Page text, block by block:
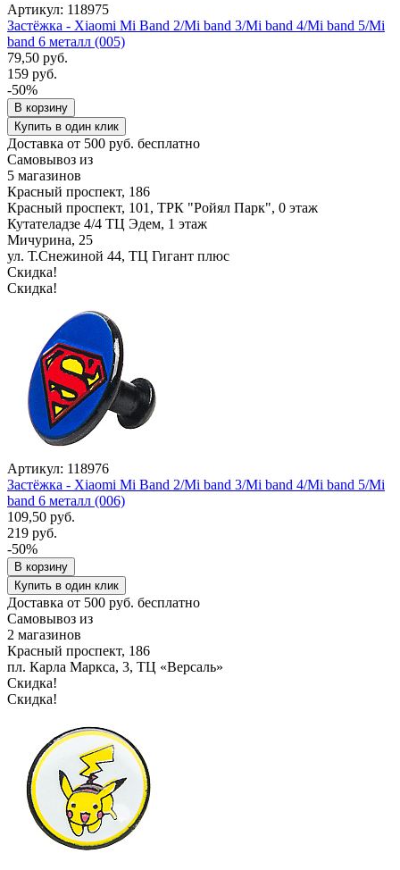
Артикул: 118975
Застёжка - Xiaomi Mi Band 2/Mi band 3/Mi band 4/Mi band 5/Mi
band 6 металл (005)
79,50 руб.
159 руб.
-50%
В корзину
Купить в один клик
Доставка от 500 руб. бесплатно
Самовывоз из
5 магазинов
Красный проспект, 186
Красный проспект, 101, ТРК "Ройял Парк", 0 этаж
Кутателадзе 4/4 ТЦ Эдем, 1 этаж
Мичурина, 25
ул. Т.Снежиной 44, ТЦ Гигант плюс
Скидка!
Скидка!
Артикул: 118976
Застёжка - Xiaomi Mi Band 2/Mi band 3/Mi band 4/Mi band 5/Mi
band 6 металл (006)
109,50 руб.
219 руб.
-50%
В корзину
Купить в один клик
Доставка от 500 руб. бесплатно
Самовывоз из
2 магазинов
Красный проспект, 186
пл. Карла Маркса, 3, ТЦ «Версаль»
Скидка!
Скидка!